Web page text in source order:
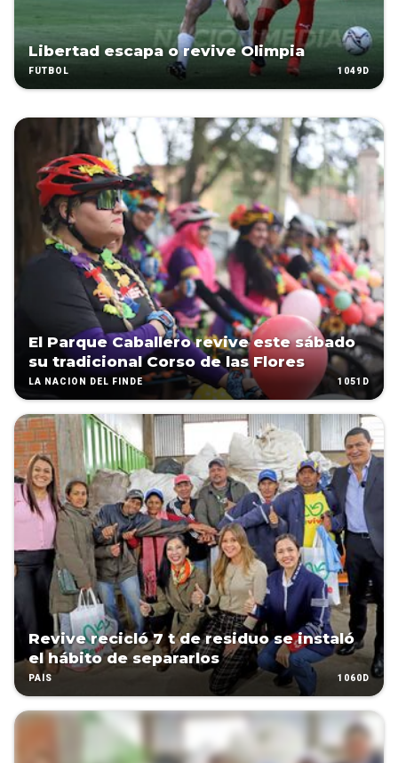
Libertad escapa o revive Olimpia
FÚTBOL 1049D
El Parque Caballero revive este sábado
su tradicional Corso de las Flores
LA NACIÓN DEL FINDE 1051D
Revive recicló 7 t de residuo se instaló
el hábito de separarlos
PAÍS 1060D